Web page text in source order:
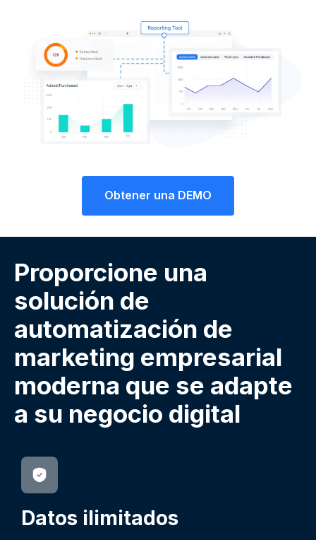
Obtener una DEMO
Proporcione una
solución de
automatización de
marketing empresarial
moderna que se adapte
a su negocio digital
Datos ilimitados